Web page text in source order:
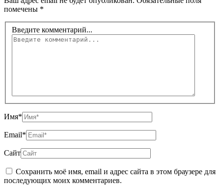
помечены *
Введите комментарий...
Имя*
Email*
Сайт
Сохранить моё имя, email и адрес сайта в этом браузере для
последующих моих комментариев.